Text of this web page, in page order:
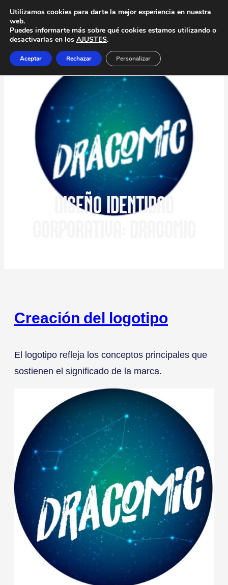
DISEÑO IDENTIDAD
Creación del logotipo
El logotipo refleja los conceptos principales que
sostienen el significado de la marca.
Utilizamos cookies para darte la mejor experiencia en nuestra
web.
Puedes informarte más sobre qué cookies estamos utilizando o
desactivarlas en los AJUSTES.
Aceptar Rechazar Personalizar